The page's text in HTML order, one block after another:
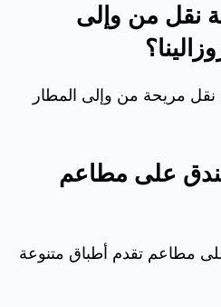
نقل من وإلى
نقل مريحة من وإلى المطار
على مطاعم
مطاعم تقدم أطباق متنوعة